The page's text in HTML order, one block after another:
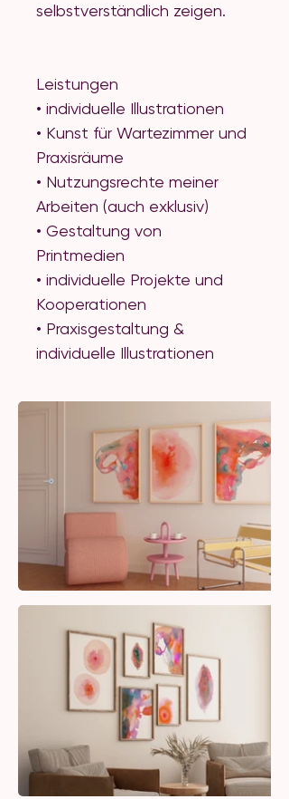
selbstverständlich zeigen.
Leistungen
• individuelle Illustrationen
• Kunst für Wartezimmer und
Praxisräume
• Nutzungsrechte meiner
Arbeiten (auch exklusiv)
• Gestaltung von
Printmedien
• individuelle Projekte und
Kooperationen
• Praxisgestaltung &
individuelle Illustrationen